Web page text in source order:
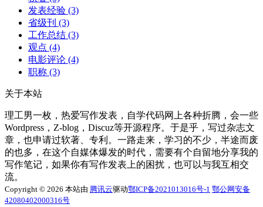
发表经验 (3)
省级刊 (3)
工作总结 (3)
观点 (4)
电影评论 (4)
职称 (3)
关于本站
理工男一枚，热爱写作发表，自学代码网上各种折腾，会一些
Wordpress，Z-blog，Discuz等开源程序。于是乎，写过杂志文
章，也申请过软著、专利。一路走来，学习的不少，半途而废
的也多，在这个自媒体爆发的时代，需要有个自留地分享我的
写作笔记，如果你有写作发表上的困扰，也可以与我互相交
流。
Copyright © 2026 本站由 腾讯云驱动鄂ICP备2021013016号-1 鄂公网安备
42080402000316号